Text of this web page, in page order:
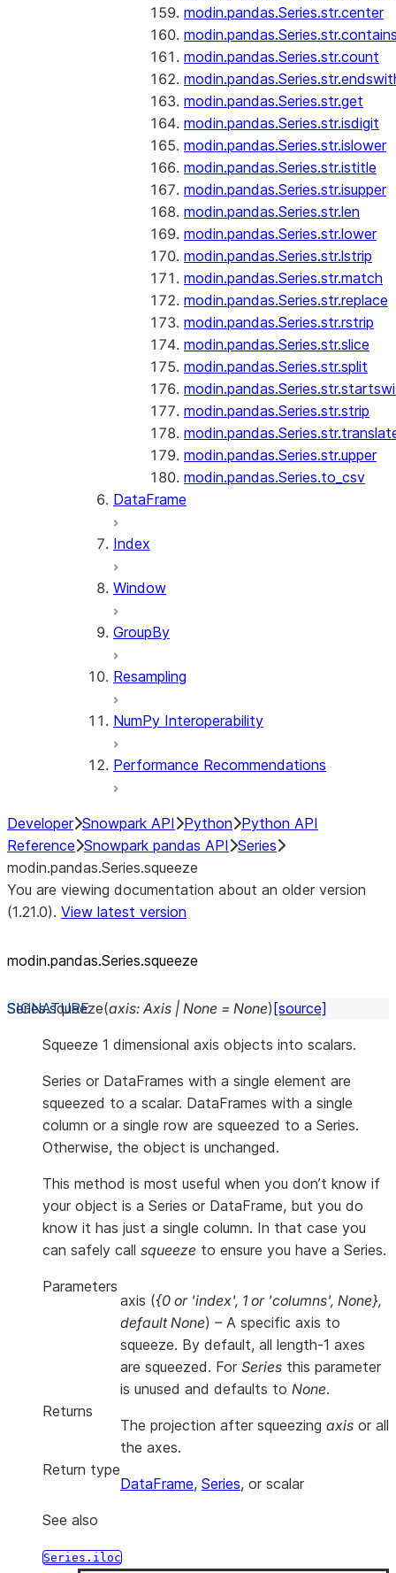
modin.pandas.Series.str.center
modin.pandas.Series.str.count
modin.pandas.Series.str.get
modin.pandas.Series.str.isdigit
modin.pandas.Series.str.islower
modin.pandas.Series.str.istitle
modin.pandas.Series.str.isupper
modin.pandas.Series.str.len
modin.pandas.Series.str.lower
modin.pandas.Series.str.lstrip
modin.pandas.Series.str.match
modin.pandas.Series.str.replace
modin.pandas.Series.str.rstrip
modin.pandas.Series.str.slice
modin.pandas.Series.str.split
modin.pandas.Series.str.strip
modin.pandas.Series.str.upper
modin.pandas.Series.to_csv
DataFrame
Index
Window
GroupBy
Resampling
NumPy Interoperability
Performance Recommendations
Developer Snowpark API Python Python API
Reference Snowpark pandas API Series
modin.pandas.Series.squeeze
You are viewing documentation about an older version
(1.21.0). View latest version
modin.pandas.Series.squeeze
Series.squeeze(axis: Axis | None = None) [source]
Squeeze 1 dimensional axis objects into scalars.
Series or DataFrames with a single element are
squeezed to a scalar. DataFrames with a single
column or a single row are squeezed to a Series.
Otherwise, the object is unchanged.
This method is most useful when you don’t know if
your object is a Series or DataFrame, but you do
know it has just a single column. In that case you
can safely call squeeze to ensure you have a Series.
Parameters
axis ({0 or 'index', 1 or 'columns', None},
default None) – A specific axis to
squeeze. By default, all length-1 axes
are squeezed. For Series this parameter
is unused and defaults to None.
Returns
The projection after squeezing axis or all
the axes.
Return type
DataFrame, Series, or scalar
See also
Series.iloc